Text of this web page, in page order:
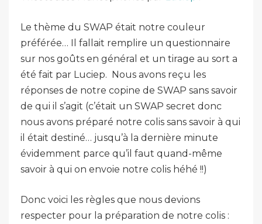
Le thème du SWAP était notre couleur
préférée… Il fallait remplire un questionnaire
sur nos goûts en général et un tirage au sort a
été fait par Luciep. Nous avons reçu les
réponses de notre copine de SWAP sans savoir
de qui il s’agit (c’était un SWAP secret donc
nous avons préparé notre colis sans savoir à qui
il était destiné… jusqu’à la dernière minute
évidemment parce qu’il faut quand-même
savoir à qui on envoie notre colis héhé !!)
Donc voici les règles que nous devions
respecter pour la préparation de notre colis :